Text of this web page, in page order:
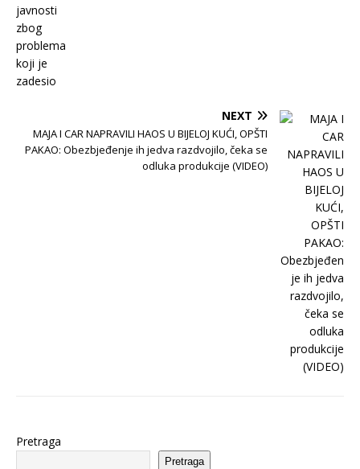
NEXT
MAJA I CAR NAPRAVILI HAOS U BIJELOJ KUĆI, OPŠTI
PAKAO: Obezbjeđenje ih jedva razdvojilo, čeka se
odluka produkcije (VIDEO)
Pretraga
Pretraga